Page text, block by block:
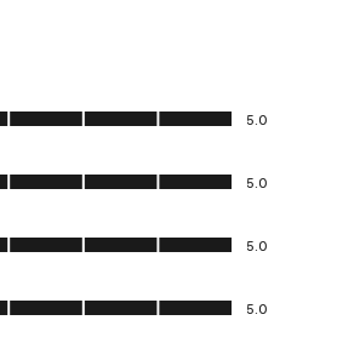
out of 5
5.0
out of 5
5.0
out of 5
5.0
out of 5
5.0